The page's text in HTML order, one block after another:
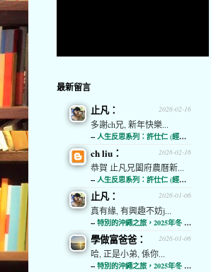
最新留言
2026-02-16
止凡：
多謝ch兄, 新年快樂...
-- 人生反思系列：許仕仁 (經濟通)
2026-02-16
ch liu：
恭賀 止凡兄闔府農曆新...
-- 人生反思系列：許仕仁 (經濟通)
2026-01-06
止凡：
真有緣, 有興趣不妨j...
-- 特別的沖繩之旅，2025年冬 (經濟通)
2026-01-06
學做富爸爸：
哈, 正是小弟, 係你...
-- 特別的沖繩之旅，2025年冬 (經濟通)